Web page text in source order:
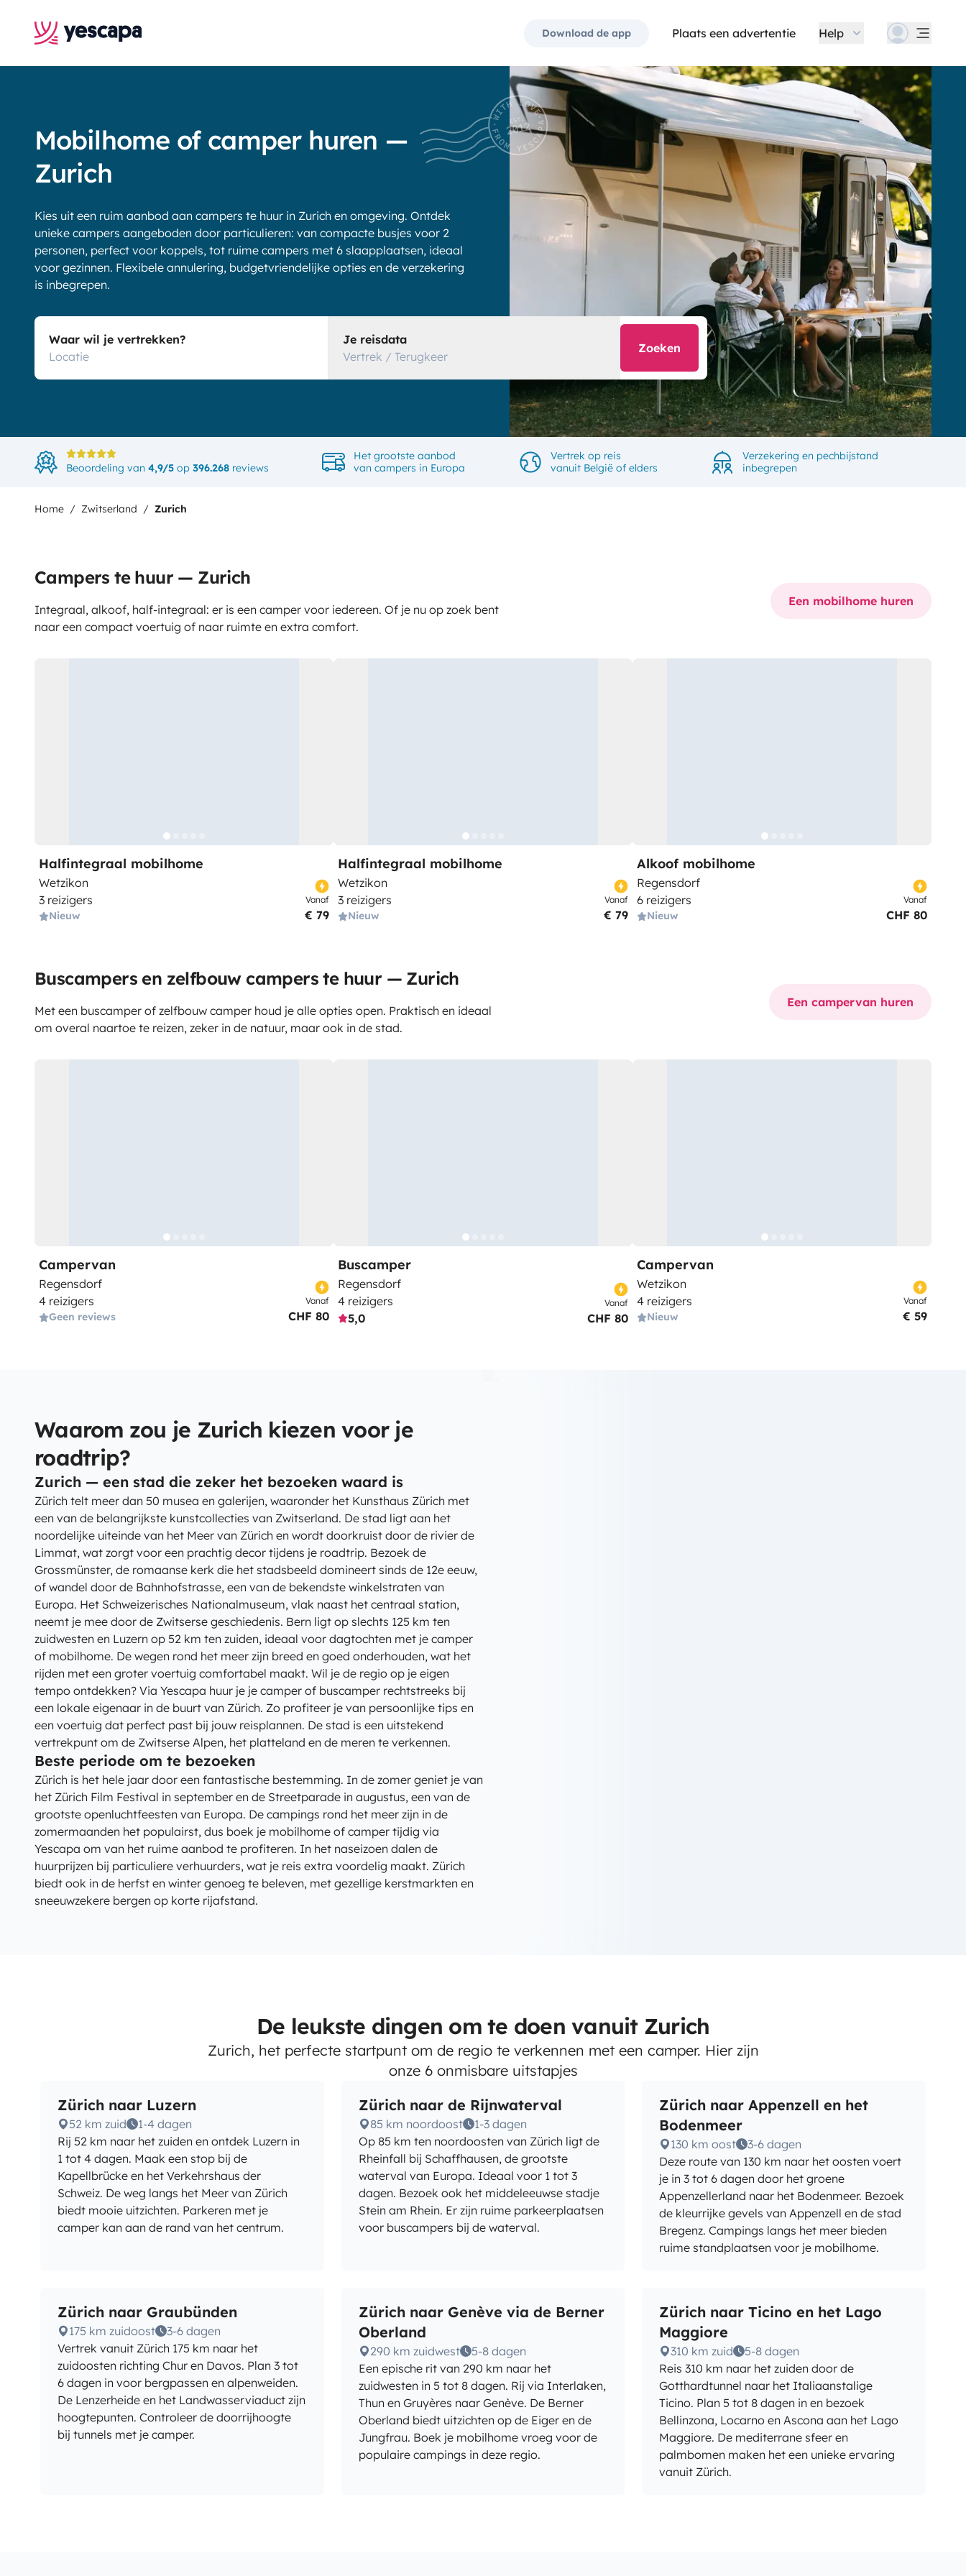
Download de app Plaats een advertentie Help
Mobilhome of camper huren —
Zurich
Kies uit een ruim aanbod aan campers te huur in Zurich en omgeving. Ontdek
unieke campers aangeboden door particulieren: van compacte busjes voor 2
personen, perfect voor koppels, tot ruime campers met 6 slaapplaatsen, ideaal
voor gezinnen. Flexibele annulering, budgetvriendelijke opties en de verzekering
is inbegrepen.
Waar wil je vertrekken?
Je reisdata
Vertrek / Terugkeer
Zoeken
Beoordeling van 4,9/5 op 396.268 reviews
Het grootste aanbod
van campers in Europa
Vertrek op reis
vanuit België of elders
Verzekering en pechbijstand
inbegrepen
Home Zwitserland Zurich
Campers te huur — Zurich
Integraal, alkoof, half-integraal: er is een camper voor iedereen. Of je nu op zoek bent
naar een compact voertuig of naar ruimte en extra comfort.
Een mobilhome huren
Halfintegraal mobilhome
Wetzikon
3 reizigers
Nieuw
Vanaf
€ 79
Halfintegraal mobilhome
Wetzikon
3 reizigers
Nieuw
Vanaf
€ 79
Alkoof mobilhome
Regensdorf
6 reizigers
Nieuw
Vanaf
CHF 80
Buscampers en zelfbouw campers te huur — Zurich
Met een buscamper of zelfbouw camper houd je alle opties open. Praktisch en ideaal
om overal naartoe te reizen, zeker in de natuur, maar ook in de stad.
Een campervan huren
Campervan
Regensdorf
4 reizigers
Geen reviews
Vanaf
CHF 80
Buscamper
Regensdorf
4 reizigers
5,0
Vanaf
CHF 80
Campervan
Wetzikon
4 reizigers
Nieuw
Vanaf
€ 59
Waarom zou je Zurich kiezen voor je
roadtrip?
Zurich — een stad die zeker het bezoeken waard is
Zürich telt meer dan 50 musea en galerijen, waaronder het Kunsthaus Zürich met
een van de belangrijkste kunstcollecties van Zwitserland. De stad ligt aan het
noordelijke uiteinde van het Meer van Zürich en wordt doorkruist door de rivier de
Limmat, wat zorgt voor een prachtig decor tijdens je roadtrip. Bezoek de
Grossmünster, de romaanse kerk die het stadsbeeld domineert sinds de 12e eeuw,
of wandel door de Bahnhofstrasse, een van de bekendste winkelstraten van
Europa. Het Schweizerisches Nationalmuseum, vlak naast het centraal station,
neemt je mee door de Zwitserse geschiedenis. Bern ligt op slechts 125 km ten
zuidwesten en Luzern op 52 km ten zuiden, ideaal voor dagtochten met je camper
of mobilhome. De wegen rond het meer zijn breed en goed onderhouden, wat het
rijden met een groter voertuig comfortabel maakt. Wil je de regio op je eigen
tempo ontdekken? Via Yescapa huur je je camper of buscamper rechtstreeks bij
een lokale eigenaar in de buurt van Zürich. Zo profiteer je van persoonlijke tips en
een voertuig dat perfect past bij jouw reisplannen. De stad is een uitstekend
vertrekpunt om de Zwitserse Alpen, het platteland en de meren te verkennen.
Beste periode om te bezoeken
Zürich is het hele jaar door een fantastische bestemming. In de zomer geniet je van
het Zürich Film Festival in september en de Streetparade in augustus, een van de
grootste openluchtfeesten van Europa. De campings rond het meer zijn in de
zomermaanden het populairst, dus boek je mobilhome of camper tijdig via
Yescapa om van het ruime aanbod te profiteren. In het naseizoen dalen de
huurprijzen bij particuliere verhuurders, wat je reis extra voordelig maakt. Zürich
biedt ook in de herfst en winter genoeg te beleven, met gezellige kerstmarkten en
sneeuwzekere bergen op korte rijafstand.
De leukste dingen om te doen vanuit Zurich
Zurich, het perfecte startpunt om de regio te verkennen met een camper. Hier zijn
onze 6 onmisbare uitstapjes
Zürich naar Luzern
52 km zuid
1-4 dagen
Rij 52 km naar het zuiden en ontdek Luzern in
1 tot 4 dagen. Maak een stop bij de
Kapellbrücke en het Verkehrshaus der
Schweiz. De weg langs het Meer van Zürich
biedt mooie uitzichten. Parkeren met je
camper kan aan de rand van het centrum.
Zürich naar de Rijnwaterval
85 km noordoost
1-3 dagen
Op 85 km ten noordoosten van Zürich ligt de
Rheinfall bij Schaffhausen, de grootste
waterval van Europa. Ideaal voor 1 tot 3
dagen. Bezoek ook het middeleeuwse stadje
Stein am Rhein. Er zijn ruime parkeerplaatsen
voor buscampers bij de waterval.
Zürich naar Appenzell en het
Bodenmeer
130 km oost
3-6 dagen
Deze route van 130 km naar het oosten voert
je in 3 tot 6 dagen door het groene
Appenzellerland naar het Bodenmeer. Bezoek
de kleurrijke gevels van Appenzell en de stad
Bregenz. Campings langs het meer bieden
ruime standplaatsen voor je mobilhome.
Zürich naar Graubünden
175 km zuidoost
3-6 dagen
Vertrek vanuit Zürich 175 km naar het
zuidoosten richting Chur en Davos. Plan 3 tot
6 dagen in voor bergpassen en alpenweiden.
De Lenzerheide en het Landwasserviaduct zijn
hoogtepunten. Controleer de doorrijhoogte
bij tunnels met je camper.
Zürich naar Genève via de Berner
Oberland
290 km zuidwest
5-8 dagen
Een epische rit van 290 km naar het
zuidwesten in 5 tot 8 dagen. Rij via Interlaken,
Thun en Gruyères naar Genève. De Berner
Oberland biedt uitzichten op de Eiger en de
Jungfrau. Boek je mobilhome vroeg voor de
populaire campings in deze regio.
Zürich naar Ticino en het Lago
Maggiore
310 km zuid
5-8 dagen
Reis 310 km naar het zuiden door de
Gotthardtunnel naar het Italiaanstalige
Ticino. Plan 5 tot 8 dagen in en bezoek
Bellinzona, Locarno en Ascona aan het Lago
Maggiore. De mediterrane sfeer en
palmbomen maken het een unieke ervaring
vanuit Zürich.